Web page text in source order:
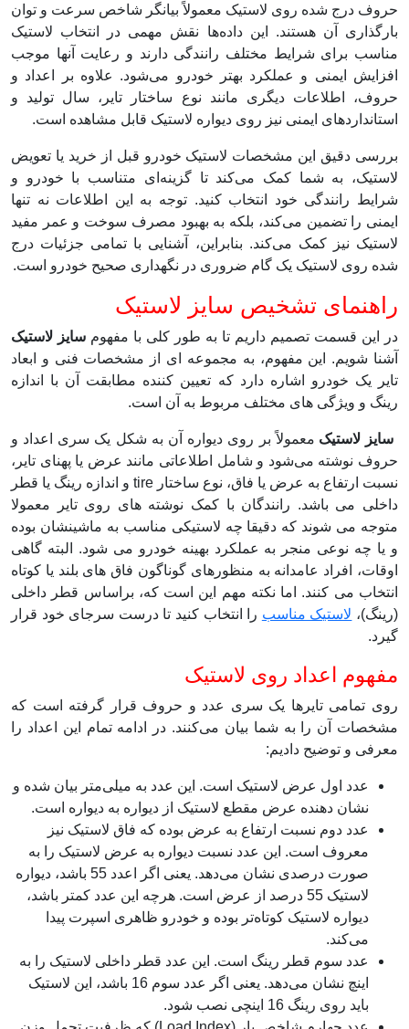
حروف درج شده روی لاستیک معمولاً بیانگر شاخص سرعت و توان
بارگذاری آن هستند. این داده‌ها نقش مهمی در انتخاب لاستیک
مناسب برای شرایط مختلف رانندگی دارند و رعایت آنها موجب
افزایش ایمنی و عملکرد بهتر خودرو می‌شود. علاوه بر اعداد و
حروف، اطلاعات دیگری مانند نوع ساختار تایر، سال تولید و
استانداردهای ایمنی نیز روی دیواره لاستیک قابل مشاهده است.
بررسی دقیق این مشخصات لاستیک خودرو قبل از خرید یا تعویض
لاستیک، به شما کمک می‌کند تا گزینه‌ای متناسب با خودرو و
شرایط رانندگی خود انتخاب کنید. توجه به این اطلاعات نه تنها
ایمنی را تضمین می‌کند، بلکه به بهبود مصرف سوخت و عمر مفید
لاستیک نیز کمک می‌کند. بنابراین، آشنایی با تمامی جزئیات درج
شده روی لاستیک یک گام ضروری در نگهداری صحیح خودرو است.
راهنمای تشخیص سایز لاستیک
در این قسمت تصمیم داریم تا به طور کلی با مفهوم سایز لاستیک
آشنا شویم. این مفهوم، به مجموعه ‌ای از مشخصات فنی و ابعاد
تایر یک خودرو اشاره دارد که تعیین‌ کننده مطابقت آن با اندازه
رینگ و ویژگی ‌های مختلف مربوط به آن است.
سایز لاستیک معمولاً بر روی دیواره آن به شکل یک سری اعداد و
حروف نوشته می‌‌شود و شامل اطلاعاتی مانند عرض یا پهنای تایر،
نسبت ارتفاع به عرض یا فاق، نوع ساختار tire و اندازه رینگ یا قطر
داخلی می باشد. رانندگان با کمک نوشته های روی تایر معمولا
متوجه می شوند که دقیقا چه لاستیکی مناسب به ماشینشان بوده
و یا چه نوعی منجر به عملکرد بهینه خودرو می شود. البته گاهی
اوقات، افراد عامدانه به منظورهای گوناگون فاق های بلند یا کوتاه
انتخاب می کنند. اما نکته مهم این است که، براساس قطر داخلی
(رینگ)، لاستیک مناسب را انتخاب کنید تا درست سرجای خود قرار
گیرد.
مفهوم اعداد روی لاستیک
روی تمامی تایرها یک سری عدد و حروف قرار گرفته است که
مشخصات آن را به شما بیان می‌کنند. در ادامه تمام این اعداد را
معرفی و توضیح دادیم:
عدد اول عرض لاستیک است. این عدد به میلی‌متر بیان شده و
نشان دهنده عرض مقطع لاستیک از دیواره به دیواره است.
عدد دوم نسبت ارتفاع به عرض بوده که فاق لاستیک نیز
معروف است. این عدد نسبت دیواره به عرض لاستیک را به
صورت درصدی نشان می‌دهد. یعنی اگر اعدد 55 باشد، دیواره
لاستیک 55 درصد از عرض است. هرچه این عدد کمتر باشد،
دیواره لاستیک کوتاه‌تر بوده و خودرو ظاهری اسپرت پیدا
می‌کند.
عدد سوم قطر رینگ است. این عدد قطر داخلی لاستیک را به
اینچ نشان می‌دهد. یعنی اگر عدد سوم 16 باشد، این لاستیک
باید روی رینگ 16 اینچی نصب شود.